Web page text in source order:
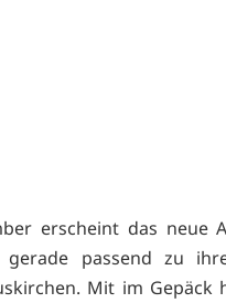
erscheint das neue
gerade passend zu
Mit im